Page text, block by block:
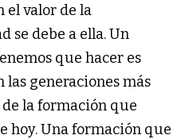
el valor de la
se debe a ella. Un
que hacer es
las generaciones más
la formación que
hoy. Una formación que